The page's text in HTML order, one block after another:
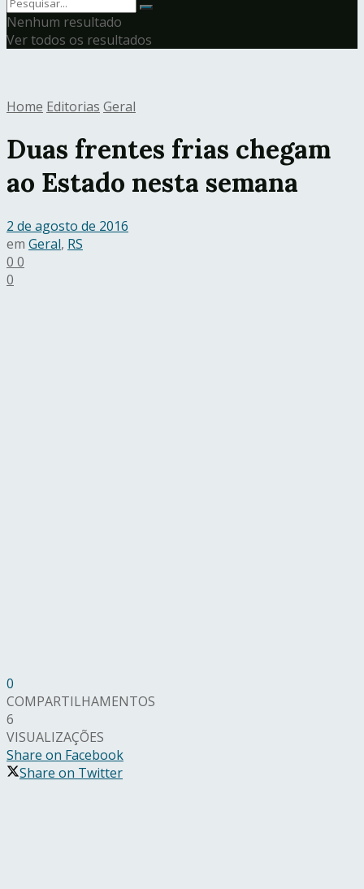
Nenhum resultado
Ver todos os resultados
Home Editorias Geral
Duas frentes frias chegam
ao Estado nesta semana
2 de agosto de 2016
em Geral, RS
0 0
0
0
COMPARTILHAMENTOS
6
VISUALIZAÇÕES
Share on Facebook
Share on Twitter